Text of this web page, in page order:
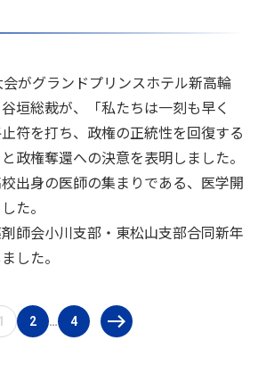
がグランドプリンスホテル新高輪
垣総裁が、「私たちは一刻も早く
符を打ち、政権の正統性を回復する
政権奪還への決意を表明しました。
出身の医師の集まりである、医学開
た。
師会小川支部・東松山支部合同新年
した。
1 2 … 4